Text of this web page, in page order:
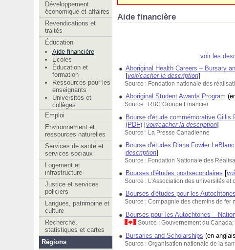
Développement
économique et affaires
Revendications et
traités
Éducation
Aide financière
Écoles
Éducation et
formation
Ressources pour les
enseignants
Universités et
collèges
Emploi
Environnement et
ressources naturelles
Services de santé et
services sociaux
Logement et
infrastructure
Justice et services
policiers
Langues, patrimoine et
culture
Recherche,
statistiques et cartes
Régions
Aide financière
voir les
Aboriginal Health Careers – Bursary
[voir/cacher la description]
Source : Fondation nationale des
Aboriginal Student Awards Program
Source : RBC Groupe Financier
Bourse d'étude commémorative Gillis
(PDF)[voir/cacher la description]
Source : La Presse Canadienne
Bourse d'études Diana Fowler
description]
Source : Fondation Nationale des
Bourses d'études postsecondaires [
Source : L'Association des universités et
Bourses d'études pour les Autochtones
Source : Compagnie des chemins de fer
Bourses pour les Autochtones –
Source : Gouvernement du
Bursaries and Scholarships (en
Source : Organisation nationale de la